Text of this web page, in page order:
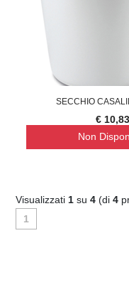
SECCHIO
€ 10,83
Non
Visualizzati 1 su 4 (di 4
1